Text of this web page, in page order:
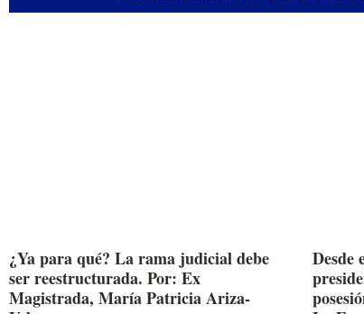
¿Ya para qué? La rama judicial debe
ser reestructurada. Por: Ex
Magistrada, María Patricia Ariza-
Desde